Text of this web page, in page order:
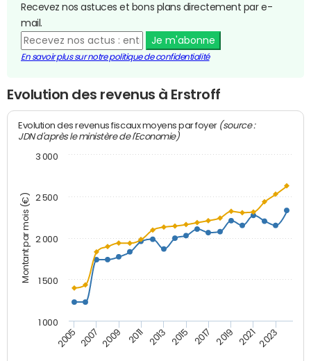
Recevez nos astuces et bons plans directement par e-
mail.
Je m'abonne
En savoir plus sur notre politique de confidentialité
Evolution des revenus à Erstroff
Montant par mois (€)
Evolution des revenus fiscaux moyens par foyer (source :
JDN d'après le ministère de l'Economie)
2005 2007 2009 2011 2013 2015 2017 2019 2021 2023
1 000
1 500
2 000
2 500
3 000